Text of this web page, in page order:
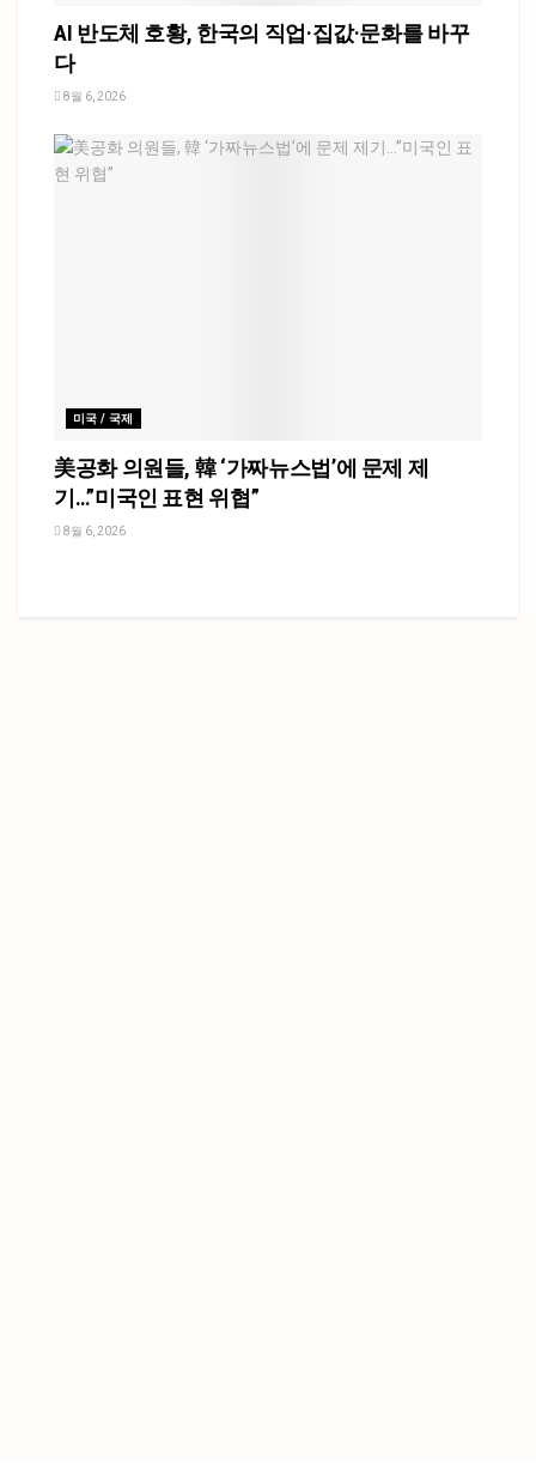
AI 반도체 호황, 한국의 직업·집값·문화를 바꾸
다
8월 6, 2026
미국 / 국제
美공화 의원들, 韓 ‘가짜뉴스법’에 문제 제
기…”미국인 표현 위협”
8월 6, 2026